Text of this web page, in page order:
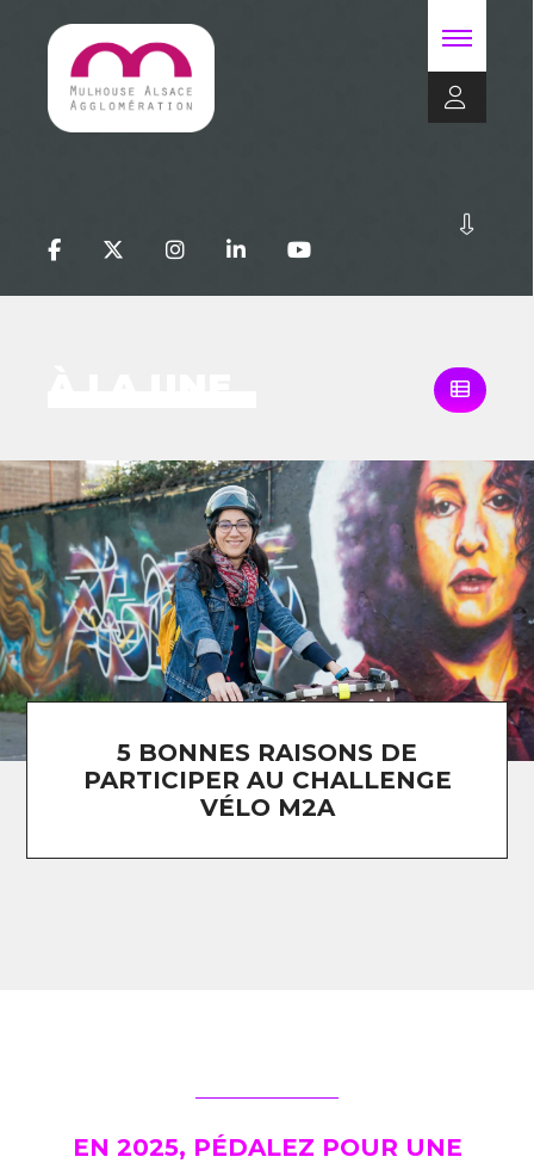
5 BONNES RAISONS DE
PARTICIPER AU CHALLENGE
VÉLO M2A
EN 2025, PÉDALEZ POUR UNE